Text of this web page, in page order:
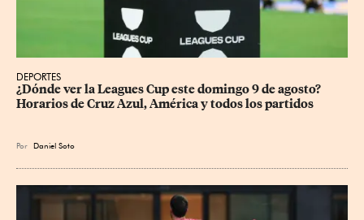
DEPORTES
¿Dónde ver la Leagues Cup este domingo 9 de agosto?
Horarios de Cruz Azul, América y todos los partidos
Por Daniel Soto